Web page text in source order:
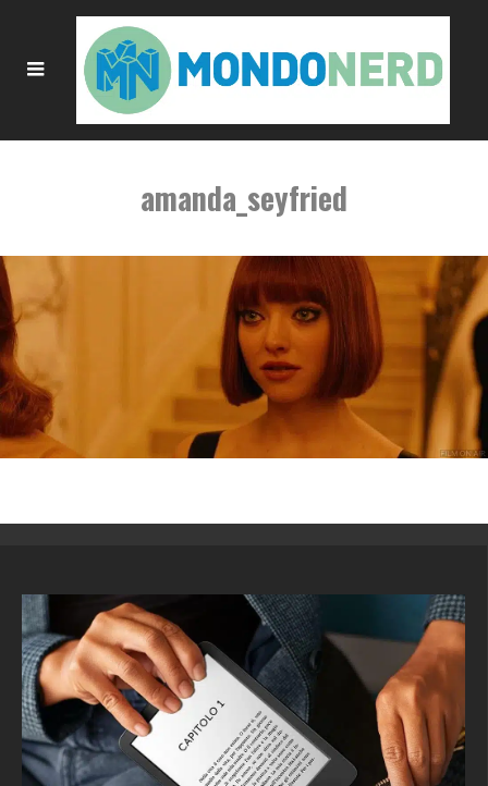
amanda_seyfried